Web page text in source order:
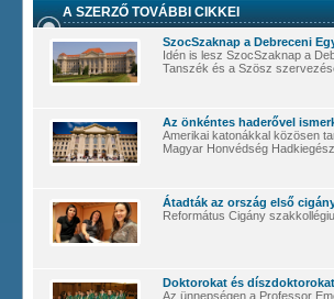
A SZERZŐ TOVÁBBI CIKKEI
SzocSzaknap a Debreceni
Idén is lesz SzocSzaknap a
Tanszék és a Szösz
Az önkéntes haderővel
Amerikai katonákkal közösen
Magyar Honvédség
Átadták az ország első
Református Cigány
Doktorokat és
Az ünnepségen a Professor